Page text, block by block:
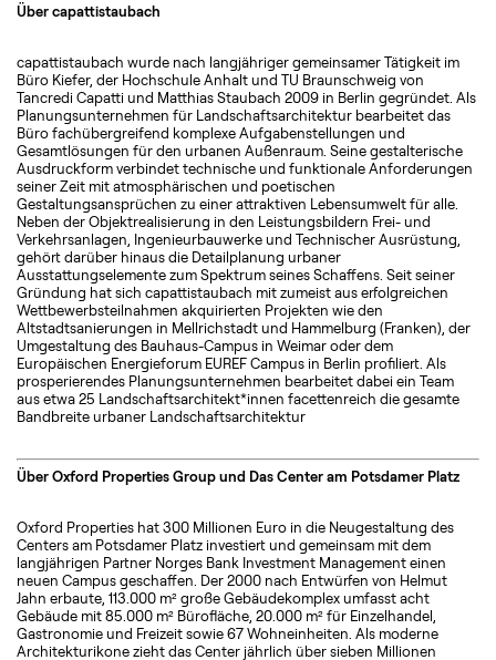
Über capattistaubach
capattistaubach wurde nach langjähriger gemeinsamer Tätigkeit im
Büro Kiefer, der Hochschule Anhalt und TU Braunschweig von
Tancredi Capatti und Matthias Staubach 2009 in Berlin gegründet. Als
Planungsunternehmen für Landschaftsarchitektur bearbeitet das
Büro fachübergreifend komplexe Aufgabenstellungen und
Gesamtlösungen für den urbanen Außenraum. Seine gestalterische
Ausdruckform verbindet technische und funktionale Anforderungen
seiner Zeit mit atmosphärischen und poetischen
Gestaltungsansprüchen zu einer attraktiven Lebensumwelt für alle.
Neben der Objektrealisierung in den Leistungsbildern Frei- und
Verkehrsanlagen, Ingenieurbauwerke und Technischer Ausrüstung,
gehört darüber hinaus die Detailplanung urbaner
Ausstattungselemente zum Spektrum seines Schaffens. Seit seiner
Gründung hat sich capattistaubach mit zumeist aus erfolgreichen
Wettbewerbsteilnahmen akquirierten Projekten wie den
Altstadtsanierungen in Mellrichstadt und Hammelburg (Franken), der
Umgestaltung des Bauhaus-Campus in Weimar oder dem
Europäischen Energieforum EUREF Campus in Berlin profiliert. Als
prosperierendes Planungsunternehmen bearbeitet dabei ein Team
aus etwa 25 Landschaftsarchitekt*innen facettenreich die gesamte
Bandbreite urbaner Landschaftsarchitektur
Über Oxford Properties Group und Das Center am Potsdamer Platz
Oxford Properties hat 300 Millionen Euro in die Neugestaltung des
Centers am Potsdamer Platz investiert und gemeinsam mit dem
langjährigen Partner Norges Bank Investment Management einen
neuen Campus geschaffen. Der 2000 nach Entwürfen von Helmut
Jahn erbaute, 113.000 m² große Gebäudekomplex umfasst acht
Gebäude mit 85.000 m² Bürofläche, 20.000 m² für Einzelhandel,
Gastronomie und Freizeit sowie 67 Wohneinheiten. Als moderne
Architekturikone zieht das Center jährlich über sieben Millionen